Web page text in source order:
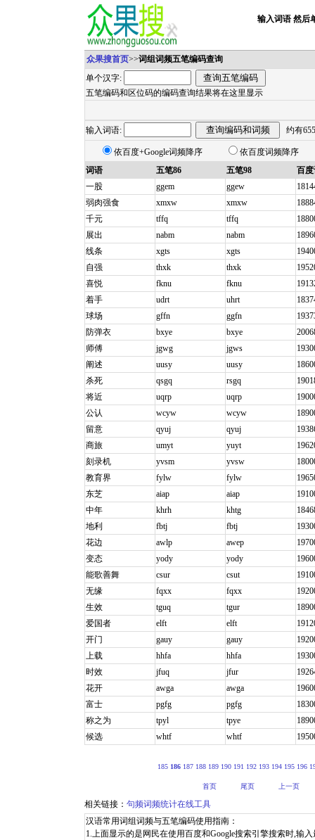
输入词语 然后
众果搜首页>>词组词频五笔编码查询
单个汉字:
五笔编码和区位码的编码查询结果将在这里显示
输入词语: 约有
依百度+Google词频降序
依百度词频降序
词语
五笔86 五笔98
百
一股
ggem ggew
弱肉强食
xmxw xmxw
千元
tffq tffq
展出
nabm nabm
线条
xgts xgts
自强
thxk thxk
喜悦
fknu fknu
着手
udrt uhrt
球场
gffn ggfn
防弹衣
bxye bxye
师傅
jgwg jgws
阐述
uusy uusy
杀死
qsgq rsgq
将近
uqrp uqrp
公认
wcyw wcyw
留意
qyuj qyuj
商旅
umyt yuyt
刻录机
yvsm yvsw
教育界
fylw fylw
东芝
aiap aiap
中年
khrh khtg
地利
fbtj fbtj
花边
awlp awep
变态
yody yody
能歌善舞
csur csut
无缘
fqxx fqxx
生效
tguq tgur
爱国者
elft elft
开门
gauy gauy
上载
hhfa hhfa
时效
jfuq jfur
花开
awga awga
富士
pgfg pgfg
称之为
tpyl tpye
候选
whtf whtf
185 186 187 188 189 190 191 192 193 194 195 196
首页 尾页 上一页
相关链接： 句频词频统计在线工具
汉语常用词组词频与五笔编码使用指南：
1.上面显示的是网民在使用百度和Google搜索引擎搜索时,输